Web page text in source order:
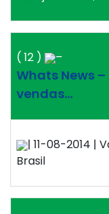
( 12 ) –
Whats News
vendas…
| 11-08-2014 |
Brasil